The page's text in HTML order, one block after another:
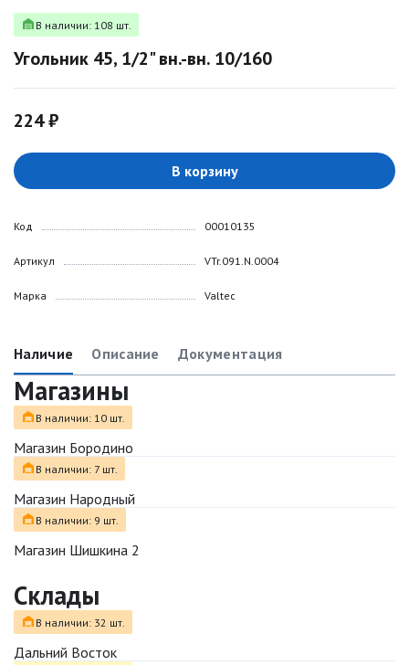
В наличии: 108 шт.
Угольник 45, 1/2" вн.-вн. 10/160
224 ₽
В корзину
Код
Артикул
Марка
00010135
VTr.091.N.0004
Valtec
Наличие Описание Документация
Магазины
В наличии: 10 шт.
Магазин Бородино
В наличии: 7 шт.
Магазин Народный
В наличии: 9 шт.
Магазин Шишкина 2
Склады
В наличии: 32 шт.
Дальний Восток